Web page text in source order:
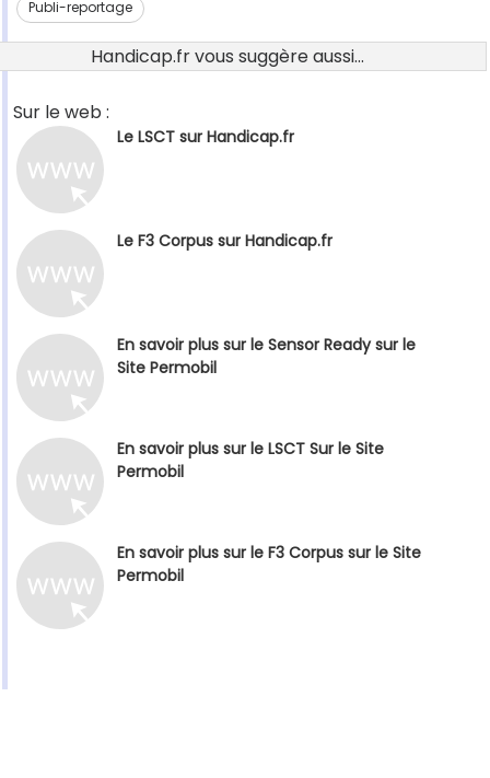
Publi-reportage
Handicap.fr vous suggère aussi...
Sur le web :
Le LSCT sur Handicap.fr
Le F3 Corpus sur Handicap.fr
En savoir plus sur le Sensor Ready sur le
Site Permobil
En savoir plus sur le LSCT Sur le Site
Permobil
En savoir plus sur le F3 Corpus sur le Site
Permobil